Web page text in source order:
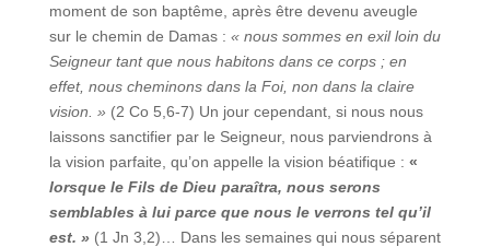
moment de son baptême, après être devenu aveugle
sur le chemin de Damas : « nous sommes en exil loin du
Seigneur tant que nous habitons dans ce corps ; en
effet, nous cheminons dans la Foi, non dans la claire
vision. » (2 Co 5,6‑7) Un jour cependant, si nous nous
laissons sanctifier par le Seigneur, nous parviendrons à
la vision parfaite, qu’on appelle la vision béatifique : «
lorsque le Fils de Dieu paraîtra, nous serons
semblables à lui parce que nous le verrons tel qu’il
est. »(1 Jn 3,2)… Dans les semaines qui nous séparent